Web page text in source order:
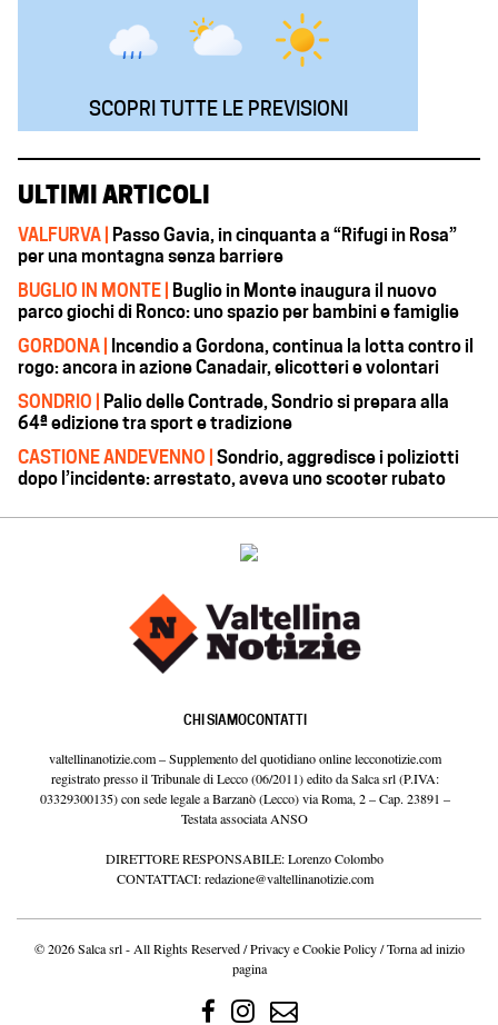
SCOPRI TUTTE LE PREVISIONI
ULTIMI ARTICOLI
VALFURVA | Passo Gavia, in cinquanta a “Rifugi in Rosa”
per una montagna senza barriere
BUGLIO IN MONTE | Buglio in Monte inaugura il nuovo
parco giochi di Ronco: uno spazio per bambini e famiglie
GORDONA | Incendio a Gordona, continua la lotta contro il
rogo: ancora in azione Canadair, elicotteri e volontari
SONDRIO | Palio delle Contrade, Sondrio si prepara alla
64ª edizione tra sport e tradizione
CASTIONE ANDEVENNO | Sondrio, aggredisce i poliziotti
dopo l’incidente: arrestato, aveva uno scooter rubato
CHI SIAMOCONTATTI
valtellinanotizie.com – Supplemento del quotidiano online lecconotizie.com
registrato presso il Tribunale di Lecco (06/2011) edito da Salca srl (P.IVA:
03329300135) con sede legale a Barzanò (Lecco) via Roma, 2 – Cap. 23891 –
Testata associata ANSO
DIRETTORE RESPONSABILE: Lorenzo Colombo
CONTATTACI:redazione@valtellinanotizie.com
© 2026 Salca srl - All Rights Reserved /Privacy e Cookie Policy/Torna ad inizio
pagina